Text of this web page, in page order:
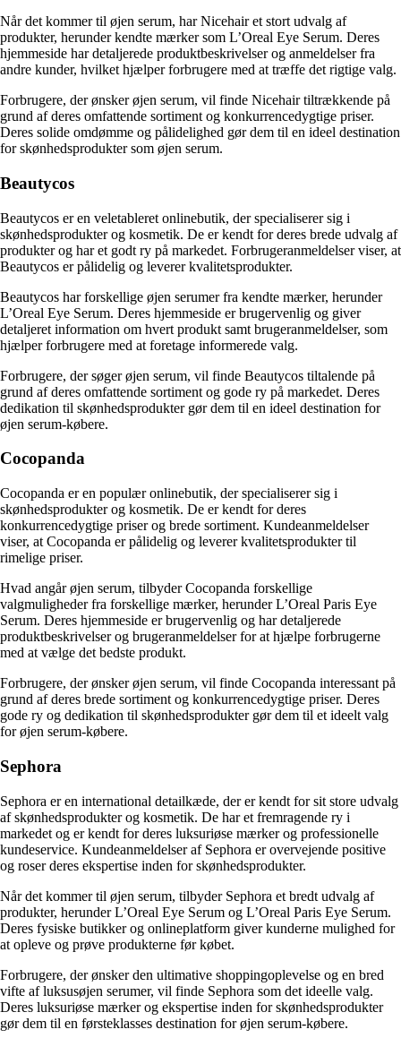
Når det kommer til øjen serum, har Nicehair et stort udvalg af
produkter, herunder kendte mærker som L’Oreal Eye Serum. Deres
hjemmeside har detaljerede produktbeskrivelser og anmeldelser fra
andre kunder, hvilket hjælper forbrugere med at træffe det rigtige valg.
Forbrugere, der ønsker øjen serum, vil finde Nicehair tiltrækkende på
grund af deres omfattende sortiment og konkurrencedygtige priser.
Deres solide omdømme og pålidelighed gør dem til en ideel destination
for skønhedsprodukter som øjen serum.
Beautycos
Beautycos er en veletableret onlinebutik, der specialiserer sig i
skønhedsprodukter og kosmetik. De er kendt for deres brede udvalg af
produkter og har et godt ry på markedet. Forbrugeranmeldelser viser, at
Beautycos er pålidelig og leverer kvalitetsprodukter.
Beautycos har forskellige øjen serumer fra kendte mærker, herunder
L’Oreal Eye Serum. Deres hjemmeside er brugervenlig og giver
detaljeret information om hvert produkt samt brugeranmeldelser, som
hjælper forbrugere med at foretage informerede valg.
Forbrugere, der søger øjen serum, vil finde Beautycos tiltalende på
grund af deres omfattende sortiment og gode ry på markedet. Deres
dedikation til skønhedsprodukter gør dem til en ideel destination for
øjen serum-købere.
Cocopanda
Cocopanda er en populær onlinebutik, der specialiserer sig i
skønhedsprodukter og kosmetik. De er kendt for deres
konkurrencedygtige priser og brede sortiment. Kundeanmeldelser
viser, at Cocopanda er pålidelig og leverer kvalitetsprodukter til
rimelige priser.
Hvad angår øjen serum, tilbyder Cocopanda forskellige
valgmuligheder fra forskellige mærker, herunder L’Oreal Paris Eye
Serum. Deres hjemmeside er brugervenlig og har detaljerede
produktbeskrivelser og brugeranmeldelser for at hjælpe forbrugerne
med at vælge det bedste produkt.
Forbrugere, der ønsker øjen serum, vil finde Cocopanda interessant på
grund af deres brede sortiment og konkurrencedygtige priser. Deres
gode ry og dedikation til skønhedsprodukter gør dem til et ideelt valg
for øjen serum-købere.
Sephora
Sephora er en international detailkæde, der er kendt for sit store udvalg
af skønhedsprodukter og kosmetik. De har et fremragende ry i
markedet og er kendt for deres luksuriøse mærker og professionelle
kundeservice. Kundeanmeldelser af Sephora er overvejende positive
og roser deres ekspertise inden for skønhedsprodukter.
Når det kommer til øjen serum, tilbyder Sephora et bredt udvalg af
produkter, herunder L’Oreal Eye Serum og L’Oreal Paris Eye Serum.
Deres fysiske butikker og onlineplatform giver kunderne mulighed for
at opleve og prøve produkterne før købet.
Forbrugere, der ønsker den ultimative shoppingoplevelse og en bred
vifte af luksusøjen serumer, vil finde Sephora som det ideelle valg.
Deres luksuriøse mærker og ekspertise inden for skønhedsprodukter
gør dem til en førsteklasses destination for øjen serum-købere.